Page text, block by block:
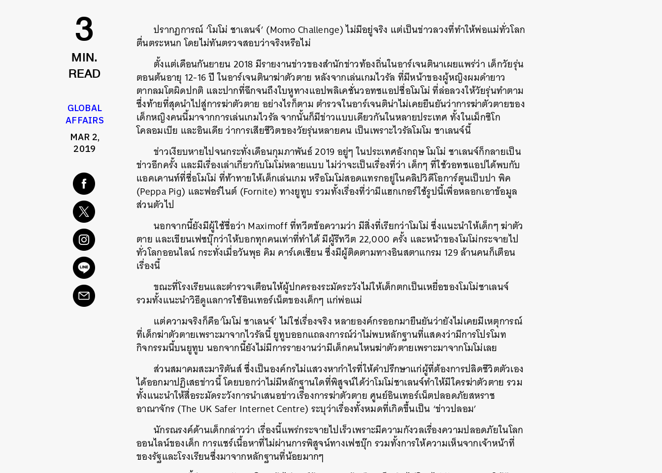
3
MIN.
READ
GLOBAL
AFFAIRS
MAR 2,
2019
ปรากฏการณ์ ‘โมโม่ ชาเลนจ์’ (Momo Challenge) ไม่มีอยู่จริง แต่เป็นข่าวลวงที่ทำให้พ่อแม่ทั่วโลก
ตื่นตระหนก โดยไม่ทันตรวจสอบว่าจริงหรือไม่
ตั้งแต่เดือนกันยายน 2018 มีรายงานข่าวของสำนักข่าวท้องถิ่นในอาร์เจนตินาเผยแพร่ว่า เด็กวัยรุ่น
ตอนต้นอายุ 12-16 ปี ในอาร์เจนตินาฆ่าตัวตาย หลังจากเล่นเกมไวรัล ที่มีหน้าของผู้หญิงผมดำยาว
ตากลมโตผิดปกติ และปากที่ฉีกจนถึงใบหูทางแอปพลิเคชั่นวอทซแอปชื่อโมโม่ ที่ล่อลวงให้วัยรุ่นทำตาม
ซึ่งท้ายที่สุดนำไปสู่การฆ่าตัวตาย อย่างไรก็ตาม ตำรวจในอาร์เจนติน่าไม่เคยยืนยันว่าการฆ่าตัวตายของ
เด็กหญิงคนนี้มาจากการเล่นเกมไวรัล จากนั้นก็มีข่าวแบบเดียวกันในหลายประเทศ ทั้งในเม็กซิโก
โคลอมเบีย และอินเดีย ว่าการเสียชีวิตของวัยรุ่นหลายคน เป็นเพราะไวรัลโมโม ชาเลนจ์นี้
ข่าวเงียบหายไปจนกระทั่งเดือนกุมภาพันธ์ 2019 อยู่ๆ ในประเทศอังกฤษ โมโม่ ชาเลนจ์ก็กลายเป็น
ข่าวอีกครั้ง และมีเรื่องเล่าเกี่ยวกับโมโม่หลายแบบ ไม่ว่าจะเป็นเรื่องที่ว่า เด็กๆ ที่ใช้วอทซแอปได้พบกับ
แอคเคานท์ที่ชื่อโมโม่ ที่ท้าทายให้เด็กเล่นเกม หรือโมโม่สอดแทรกอยู่ในคลิปวิดีโอการ์ตูนเป็บปา พิค
(Peppa Pig) และฟอร์ไนต์ (Fornite) ทางยูทูบ รวมทั้งเรื่องที่ว่ามีแฮกเกอร์ใช้รูปนี้เพื่อหลอกเอาข้อมูล
ส่วนตัวไป
นอกจากนี้ยังมีผู้ใช้ชื่อว่า Maximoff ที่ทวีตข้อความว่า มีสิ่งที่เรียกว่าโมโม่ ซึ่งแนะนำให้เด็กๆ ฆ่าตัว
ตาย และเขียนเฟซบุ๊กว่าให้บอกทุกคนเท่าที่ทำได้ มีผู้รีทวีต 22,000 ครั้ง และหน้าของโมโม่กระจายไป
ทั่วโลกออนไลน์ กระทั่งเมื่อวันพุธ คิม คาร์เดเชียน ซึ่งมีผู้ติดตามทางอินสตาแกรม 129 ล้านคนก็เตือน
เรื่องนี้
ขณะที่โรงเรียนและตำรวจเตือนให้ผู้ปกครองระมัดระวังไม่ให้เด็กตกเป็นเหยื่อของโมโม่ชาเลนจ์
รวมทั้งแนะนำวิธีดูแลการใช้อินเทอร์เน็ตของเด็กๆ แก่พ่อแม่
แต่ความจริงก็คือ‘โมโม่ ชาเลนจ์’ ไม่ใช่เรื่องจริง หลายองค์กรออกมายืนยันว่ายังไม่เคยมีเหตุการณ์
ที่เด็กฆ่าตัวตายเพราะมาจากไวรัลนี้ ยูทูบออกแถลงการณ์ว่าไม่พบหลักฐานที่แสดงว่ามีการโปรโมท
กิจกรรมนี้บนยูทูบ นอกจากนี้ยังไม่มีการรายงานว่ามีเด็กคนไหนฆ่าตัวตายเพราะมาจากโมโม่เลย
ส่วนสมาคมสะมาริตันส์ ซึ่งเป็นองค์กรไม่แสวงหากำไรที่ให้คำปรึกษาแก่ผู้ที่ต้องการปลิดชีวิตตัวเอง
ได้ออกมาปฏิเสธข่าวนี้ โดยบอกว่าไม่มีหลักฐานใดที่พิสูจน์ได้ว่าโมโม่ชาเลนจ์ทำให้มีใครฆ่าตัวตาย รวม
ทั้งแนะนำให้สื่อระมัดระวังการนำเสนอข่าวเรื่องการฆ่าตัวตาย ศูนย์อินเทอร์เน็ตปลอดภัยสหราช
อาณาจักร (The UK Safer Internet Centre) ระบุว่าเรื่องทั้งหมดที่เกิดขึ้นเป็น ‘ข่าวปลอม’
นักรณรงค์ด้านเด็กกล่าวว่า เรื่องนี้แพร่กระจายไปเร็วเพราะมีความกังวลเรื่องความปลอดภัยในโลก
ออนไลน์ของเด็ก การแชร์เนื้อหาที่ไม่ผ่านการพิสูจน์ทางเฟซบุ๊ก รวมทั้งการให้ความเห็นจากเจ้าหน้าที่
ของรัฐและโรงเรียนซึ่งมาจากหลักฐานที่น้อยมากๆ